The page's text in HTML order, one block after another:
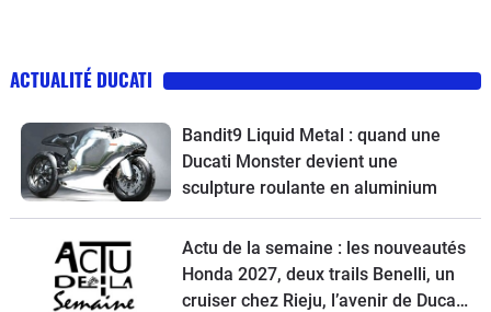
ACTUALITÉ DUCATI
Bandit9 Liquid Metal : quand une
Ducati Monster devient une
sculpture roulante en aluminium
Actu de la semaine : les nouveautés
Honda 2027, deux trails Benelli, un
cruiser chez Rieju, l’avenir de Ducati